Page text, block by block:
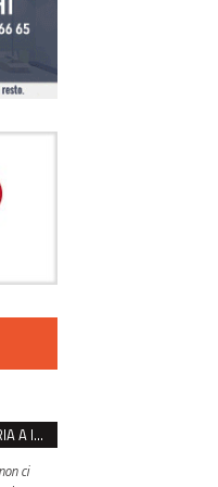
VENTASSO, SÌ ALLA CITTADINANZA ONORARIA A IVA ZANICCHI. MA BARGIACCHI: “È DI PESSIMO GUSTO”
ci